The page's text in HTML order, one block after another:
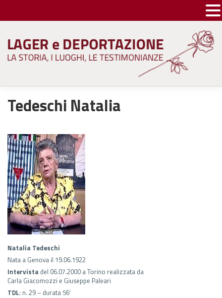
content
Tedeschi Natalia
Natalia Tedeschi
Nata a Genova il 19.06.1922
Intervista del 06.07.2000 a Torino realizzata da
Carla Giacomozzi e Giuseppe Paleari
TDL: n. 29 – durata 56′